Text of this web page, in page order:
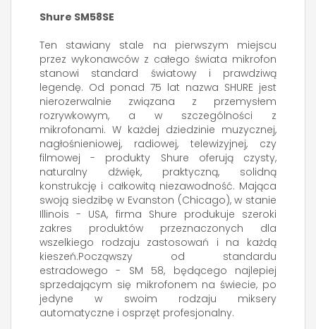
Shure SM58SE
Ten stawiany stale na pierwszym miejscu
przez wykonawców z całego świata mikrofon
stanowi standard światowy i prawdziwą
legendę. Od ponad 75 lat nazwa SHURE jest
nierozerwalnie związana z przemysłem
rozrywkowym, a w szczególności z
mikrofonami. W każdej dziedzinie muzycznej,
nagłośnieniowej, radiowej, telewizyjnej, czy
filmowej - produkty Shure oferują czysty,
naturalny dźwięk, praktyczną, solidną
konstrukcję i całkowitą niezawodność. Mająca
swoją siedzibę w Evanston (Chicago), w stanie
Illinois - USA, firma Shure produkuje szeroki
zakres produktów przeznaczonych dla
wszelkiego rodzaju zastosowań i na każdą
kieszeń.Począwszy od standardu
estradowego - SM 58, będącego najlepiej
sprzedającym się mikrofonem na świecie, po
jedyne w swoim rodzaju miksery
automatyczne i osprzęt profesjonalny.